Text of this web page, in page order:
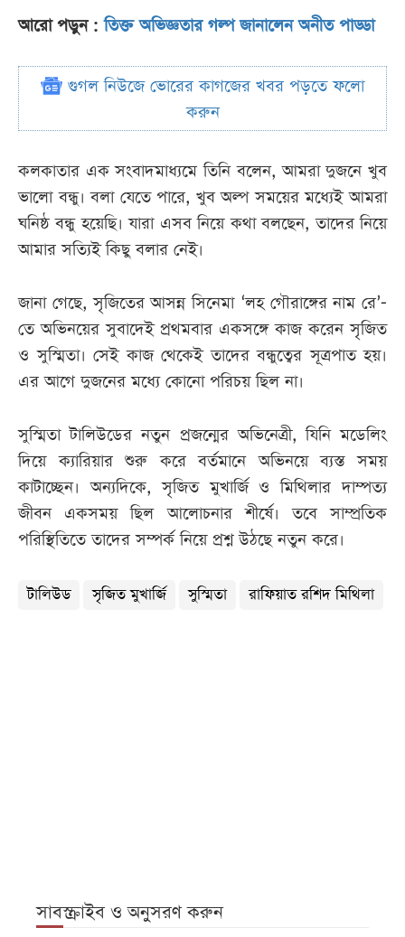
আরো পড়ুন :তিক্ত অভিজ্ঞতার গল্প জানালেন অনীত পাড্ডা
গুগল নিউজে ভোরের কাগজের খবর পড়তে ফলো
করুন
কলকাতার এক সংবাদমাধ্যমে তিনি বলেন, আমরা দুজনে খুব
ভালো বন্ধু। বলা যেতে পারে, খুব অল্প সময়ের মধ্যেই আমরা
ঘনিষ্ঠ বন্ধু হয়েছি। যারা এসব নিয়ে কথা বলছেন, তাদের নিয়ে
আমার সত্যিই কিছু বলার নেই।
জানা গেছে, সৃজিতের আসন্ন সিনেমা ‘লহ গৌরাঙ্গের নাম রে’-
তে অভিনয়ের সুবাদেই প্রথমবার একসঙ্গে কাজ করেন সৃজিত
ও সুস্মিতা। সেই কাজ থেকেই তাদের বন্ধুত্বের সূত্রপাত হয়।
এর আগে দুজনের মধ্যে কোনো পরিচয় ছিল না।
সুস্মিতা টালিউডের নতুন প্রজন্মের অভিনেত্রী, যিনি মডেলিং
দিয়ে ক্যারিয়ার শুরু করে বর্তমানে অভিনয়ে ব্যস্ত সময়
কাটাচ্ছেন। অন্যদিকে, সৃজিত মুখার্জি ও মিথিলার দাম্পত্য
জীবন একসময় ছিল আলোচনার শীর্ষে। তবে সাম্প্রতিক
পরিস্থিতিতে তাদের সম্পর্ক নিয়ে প্রশ্ন উঠছে নতুন করে।
টালিউড সৃজিত মুখার্জি সুস্মিতা রাফিয়াত রশিদ মিথিলা
সাবস্ক্রাইব ও অনুসরণ করুন